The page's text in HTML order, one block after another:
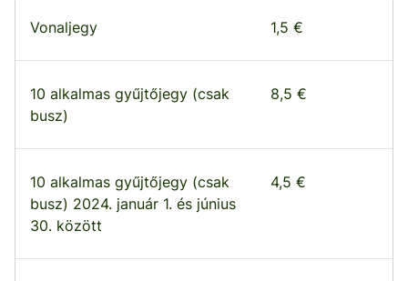
Vonaljegy 1,5 €
10 alkalmas gyűjtőjegy (csak
busz)
8,5 €
10 alkalmas gyűjtőjegy (csak
busz) 2024. január 1. és június
30. között
4,5 €